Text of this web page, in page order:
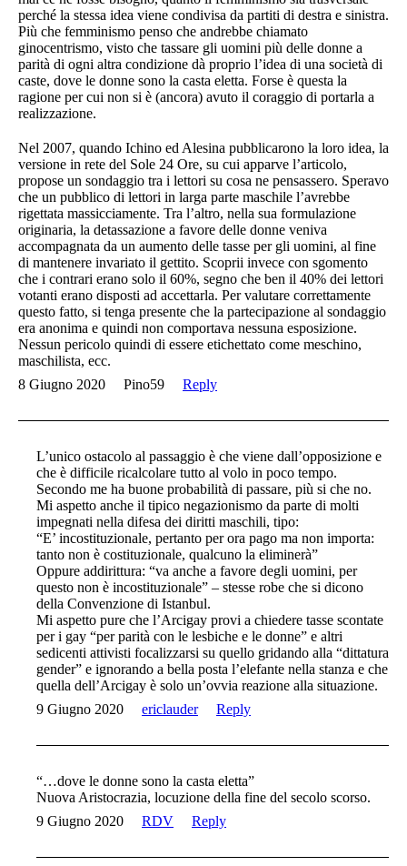
perché la stessa idea viene condivisa da partiti di destra e sinistra.
Più che femminismo penso che andrebbe chiamato
ginocentrismo, visto che tassare gli uomini più delle donne a
parità di ogni altra condizione dà proprio l’idea di una società di
caste, dove le donne sono la casta eletta. Forse è questa la
ragione per cui non si è (ancora) avuto il coraggio di portarla a
realizzazione.
Nel 2007, quando Ichino ed Alesina pubblicarono la loro idea, la
versione in rete del Sole 24 Ore, su cui apparve l’articolo,
propose un sondaggio tra i lettori su cosa ne pensassero. Speravo
che un pubblico di lettori in larga parte maschile l’avrebbe
rigettata massicciamente. Tra l’altro, nella sua formulazione
originaria, la detassazione a favore delle donne veniva
accompagnata da un aumento delle tasse per gli uomini, al fine
di mantenere invariato il gettito. Scoprii invece con sgomento
che i contrari erano solo il 60%, segno che ben il 40% dei lettori
votanti erano disposti ad accettarla. Per valutare correttamente
questo fatto, si tenga presente che la partecipazione al sondaggio
era anonima e quindi non comportava nessuna esposizione.
Nessun pericolo quindi di essere etichettato come meschino,
maschilista, ecc.
8 Giugno 2020
Pino59 Reply
L’unico ostacolo al passaggio è che viene dall’opposizione e
che è difficile ricalcolare tutto al volo in poco tempo.
Secondo me ha buone probabilità di passare, più si che no.
Mi aspetto anche il tipico negazionismo da parte di molti
impegnati nella difesa dei diritti maschili, tipo:
“E’ incostituzionale, pertanto per ora pago ma non importa:
tanto non è costituzionale, qualcuno la eliminerà”
Oppure addirittura: “va anche a favore degli uomini, per
questo non è incostituzionale” – stesse robe che si dicono
della Convenzione di Istanbul.
Mi aspetto pure che l’Arcigay provi a chiedere tasse scontate
per i gay “per parità con le lesbiche e le donne” e altri
sedicenti attivisti focalizzarsi su quello gridando alla “dittatura
gender” e ignorando a bella posta l’elefante nella stanza e che
quella dell’Arcigay è solo un’ovvia reazione alla situazione.
9 Giugno 2020
ericlauder Reply
“…dove le donne sono la casta eletta”
Nuova Aristocrazia, locuzione della fine del secolo scorso.
9 Giugno 2020
RDV Reply